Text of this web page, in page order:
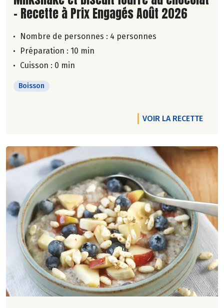
- Recette à Prix Engagés Août 2026
Nombre de personnes : 4 personnes
Préparation : 10 min
Cuisson : 0 min
Boisson
VOIR LA RECETTE